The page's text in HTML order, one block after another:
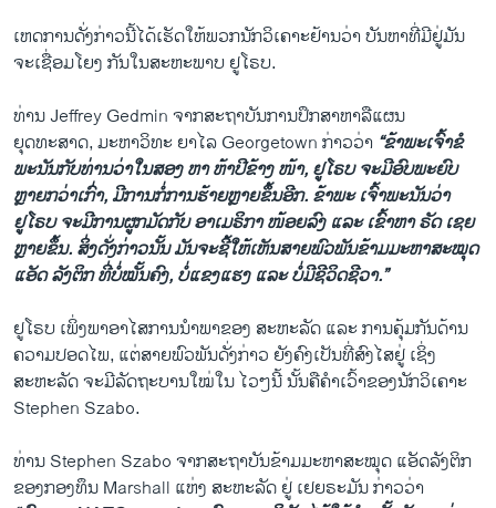
ເຫດການດັ່ງກ່າວນີ້ໄດ້ເຮັດໃຫ້ພວກນັກວິເຄາະຢ້ານວ່າ ບັນຫາທີ່ມີຢູ່ມັນ
ຈະເຊື່ອມໂຍງ ກັນໃນສະຫະພາບ ຢູໂຣບ.
ທ່ານ Jeffrey Gedmin ຈາກສະຖາບັນການປຶກສາຫາລືແຜນ
ຍຸດທະສາດ, ມະຫາວິທະ ຍາໄລ Georgetown ກ່າວວ່າ “ຂ້າພະເຈົ້າຂໍ
ພະນັນກັບທ່ານວ່າໃນສອງ ຫາ ຫ້າປີຂ້າງ ໜ້າ, ຢູໂຣບ ຈະມີອົບພະຍົບ
ຫຼາຍກວ່າເກົ່າ, ມີການກໍ່ການຮ້າຍຫຼາຍຂຶ້ນອີກ. ຂ້າພະ ເຈົ້າພະນັນວ່າ
ຢູໂຣບ ຈະມີການຜູກມັດກັບ ອາເມຣິກາ ໜ້ອຍລົງ ແລະ ເຂົ້າຫາ ຣັດ ເຊຍ
ຫຼາຍຂຶ້ນ. ສິ່ງດັ່ງກ່າວນັ້ນ ມັນຈະຊີ້ໃຫ້ເຫັນສາຍພົວພັນຂ້າມມະຫາສະໝຸດ
ແອັດ ລັງຕິກ ທີ່ບໍ່ໝັ້ນຄົງ, ບໍ່ແຂງແຮງ ແລະ ບໍ່ມີຊີວິດຊີວາ.”
ຢູໂຣບ ເພິ່ງພາອາໄສການນຳພາຂອງ ສະຫະລັດ ແລະ ການຄຸ້ມກັນດ້ານ
ຄວາມປອດໄພ, ແຕ່ສາຍພົວພັນດັ່ງກ່າວ ຍັງຄົງເປັນທີ່ສົງໄສຢູ່ ເຊິ່ງ
ສະຫະລັດ ຈະມີລັດຖະບານໃໝ່ໃນ ໄວໆນີ້ ນັ້ນຄື​ຄຳ​ເວົ້າຂອງນັກວິເຄາະ
Stephen Szabo.
ທ່ານ Stephen Szabo ຈາກສ​ະຖາ​ບັນຂ້າມມະຫາສະໝຸດ ແອັດລັງຕິກ
ຂອງກອງທຶນ Marshall ແຫ່ງ ສະຫະລັດ ຢູ່​ ເຢຍຣະມັນ ກ່າວວ່າ